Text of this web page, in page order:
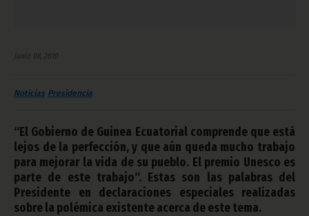
junio 08, 2010
Noticias Presidencia
“El Gobierno de Guinea Ecuatorial comprende que está
lejos de la perfección, y que aún queda mucho trabajo
para mejorar la vida de su pueblo. El premio Unesco es
parte de este trabajo”. Estas son las palabras del
Presidente en declaraciones especiales realizadas
sobre la polémica existente acerca de este tema.